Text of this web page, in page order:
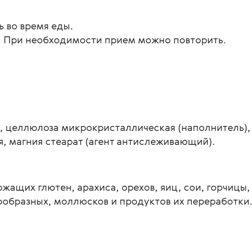
во время еды.
необходимости прием можно повторить.
целлюлоза микрокристаллическая (наполнитель),
магния стеарат (агент антислеживающий).
глютен, арахиса, орехов, яиц, сои, горчицы,
моллюсков и продуктов их переработки.